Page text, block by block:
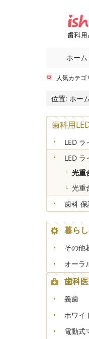
ホーム
人気カテゴ
位置: ホー
歯科用
LED ラ
LED ラ
光重
光重
歯科
暮ら
その他
オーラ
歯科
義歯
ホワイ
電動式